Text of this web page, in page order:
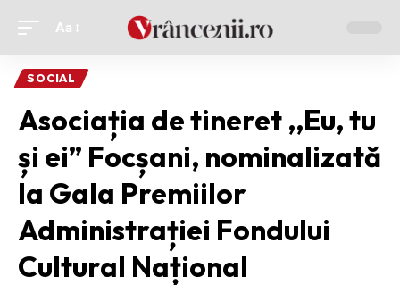
Ajustor
font
Aa
SOCIAL
Asociația de tineret ,,Eu, tu
și ei” Focșani, nominalizată
la Gala Premiilor
Administrației Fondului
Cultural Național